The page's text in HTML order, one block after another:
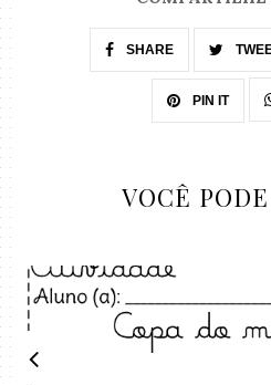
SHARE
PIN IT
VOCÊ